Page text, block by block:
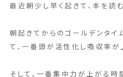
最近朝少し早く起きて、本を読
朝起きてからのゴールデンタイ
て、一番頭が活性化し吸収率が
そして、一番集中力が上がる時